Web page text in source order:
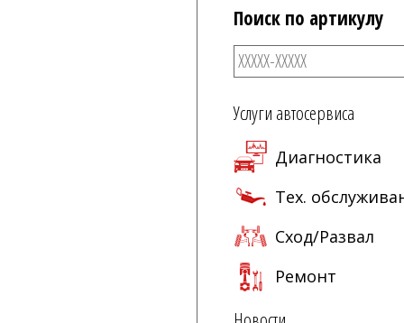
Поиск по артикулу
Услуги автосервиса
Диагностика
Тех.
Сход/Развал
Ремонт